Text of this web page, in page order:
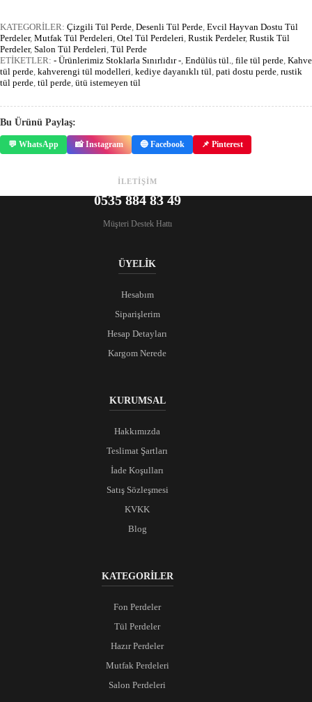
KATEGORİLER: Çizgili Tül Perde Desenli Tül Perde Evcil Hayvan Dostu Tül
Perdeler, Mutfak Tül Perdeleri Otel Tül Perdeleri Rustik Perdeler, Rustik Tül
Perdeler, Salon Tül Perdeleri Tül Perde
ETİKETLER: - Ürünlerimiz Stoklarla Sınırlıdır - Endülüs tül. file tül perde Kahve
tül perde kahverengi tül modelleri kediye dayanıklı tül pati dostu perde rustik
tül perde tül perde ütü istemeyen tül
Bu Ürünü Paylaş:
💬 WhatsApp 📸 Instagram 🔵 Facebook 📌 Pinterest
İLETİŞİM
0535 884 83 49
Müşteri Destek Hattı
ÜYELİK
Hesabım
Siparişlerim
Hesap Detayları
Kargom Nerede
KURUMSAL
Hakkımızda
Teslimat Şartları
İade Koşulları
Satış Sözleşmesi
KVKK
Blog
KATEGORİLER
Fon Perdeler
Tül Perdeler
Hazır Perdeler
Mutfak Perdeleri
Salon Perdeleri